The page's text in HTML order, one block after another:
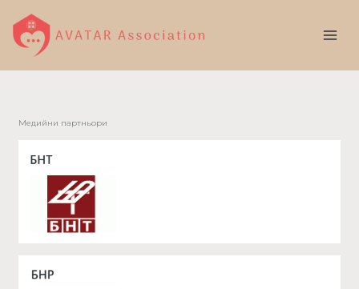
content
Медийни партньори